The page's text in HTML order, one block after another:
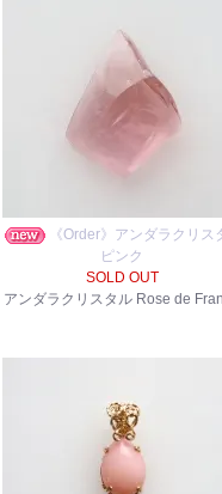
《Order》アンダラクリス
ピンク
SOLD OUT
アンダラクリスタル Rose de